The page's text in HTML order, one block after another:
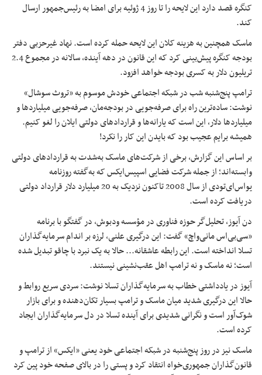
کنگره قصد دارد این لایحه را تا روز 4 ژوئیه برای امضا به رئیس‌جمهور ارسال
کند.
ماسک همچنین به هزینه کلان این لایحه حمله کرده است. نهاد غیرحزبی دفتر
بودجه کنگره پیش‌بینی کرد که این قانون در دهه آینده، سالانه در مجموع 2.4
تریلیون دلار به کسری بودجه خواهد افزود.
ترامپ پنج‌شنبه شب در شبکه اجتماعی خودش موسوم به «تروث سوشال»
نوشت: ساده‌ترین راه برای صرفه‌جویی در بودجه‌مان، صرفه‌جویی میلیاردها و
میلیاردها دلار، این است که یارانه‌ها و قراردادهای دولتی ایلان را لغو کنیم.
همیشه برایم عجیب بود که بایدن این کار را نکرد!
بر اساس این گزارش، برخی از شرکت‌های ماسک به‌شدت به قراردادهای دولتی
وابسته‌اند؛ از جمله شرکت فضایی اسپیس‌ایکس که به‌گفته روزنامه
یواس‌ای‌تودی از سال 2008 تاکنون نزدیک به 20 میلیارد دلار قرارداد دولتی
دریافت کرده است.
دن آیوز، تحلیل‌گر حوزه فناوری در مؤسسه ودبوش، در گفتگو با برنامه
«سی‌بی‌اس مانی‌واچ» گفت: این درگیری علنی، لرزه بر اندام سرمایه‌گذاران
تسلا انداخته است. این رابطه عاشقانه... حالا به یک نبرد با چاقو تبدیل شده
است؛ نه ماسک و نه ترامپ اهل عقب‌نشینی نیستند.
آیوز در یادداشتی خطاب به سرمایه‌گذاران تسلا نوشت: سردی سریع روابط و
حالا این درگیری شدید میان ماسک و ترامپ بسیار تکان‌دهنده و برای بازار
شوک‌آور است و نگرانی شدیدی برای آینده تسلا در دل سرمایه‌گذاران ایجاد
کرده است.
ماسک نیز در روز پنج‌شنبه در شبکه اجتماعی خود یعنی «ایکس» از ترامپ و
قانون‌گذاران جمهوری‌خواه انتقاد کرد و پستی را در بالای صفحه خود پین کرد